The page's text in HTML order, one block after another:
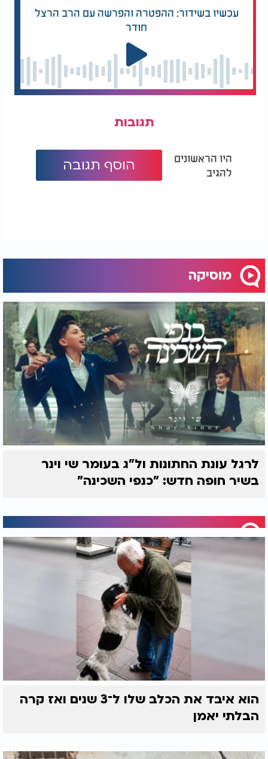
עכשיו בשידור: ההפטרה והפרשה עם הרב הרצל
חודר
תגובות
היו הראשונים
להגיב
הוסף תגובה
מוסיקה
לרגל עונת החתונות ול"ג בעומר שי וינר
בשיר חופה חדש: "כנפי השכינה"
הוא איבד את הכלב שלו ל־3 שנים ואז קרה
הבלתי יאמן